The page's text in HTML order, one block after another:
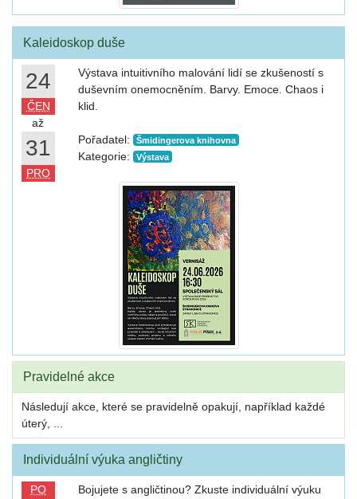
Kaleidoskop duše
24
ČEN
až
31
PRO
Výstava intuitivního malování lidí se zkušeností s
duševním onemocněním. Barvy. Emoce. Chaos i
klid.
Pořadatel: Šmidingerova knihovna
Kategorie: Výstava
Pravidelné akce
Následují akce, které se pravidelně opakují, například každé
úterý, ...
Individuální výuka angličtiny
PO
Bojujete s angličtinou? Zkuste individuální výuku